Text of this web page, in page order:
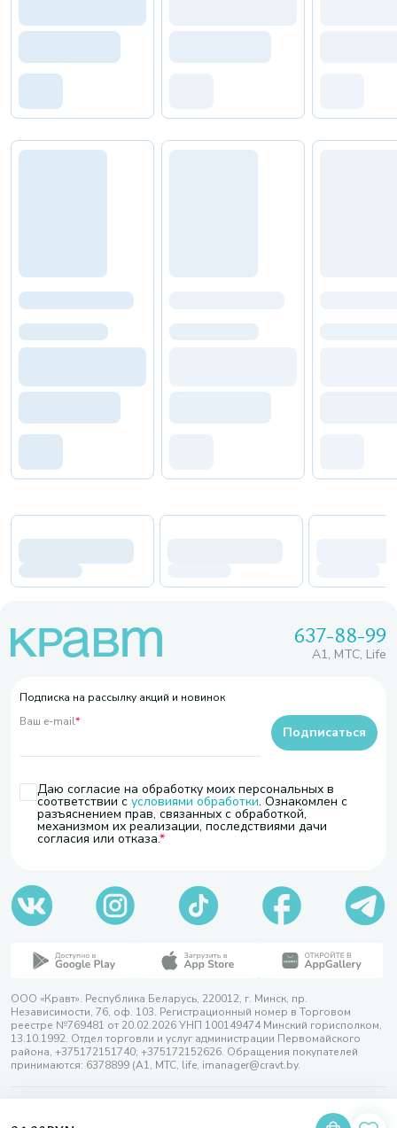
637-88-99
A1, МТС, Life
Подписка на рассылку акций и новинок
Ваш e-mail*
Даю согласие на обработку моих персональных в
соответствии с условиями обработки. Ознакомлен с
разъяснением прав, связанных с обработкой,
механизмом их реализации, последствиями дачи
согласия или отказа.
Подписаться
ООО «Кравт». Республика Беларусь, 220012, г. Минск, пр.
Независимости, 76, оф. 103. Регистрационный номер в Торговом
реестре №769481 от 20.02.2026 УНП 100149474 Минский горисполком,
13.10.1992. Отдел торговли и услуг администрации Первомайского
района, +375172151740; +375172152626. Обращения покупателей
принимаются: 6378899 (А1, МТС, life, imanager@cravt.by.